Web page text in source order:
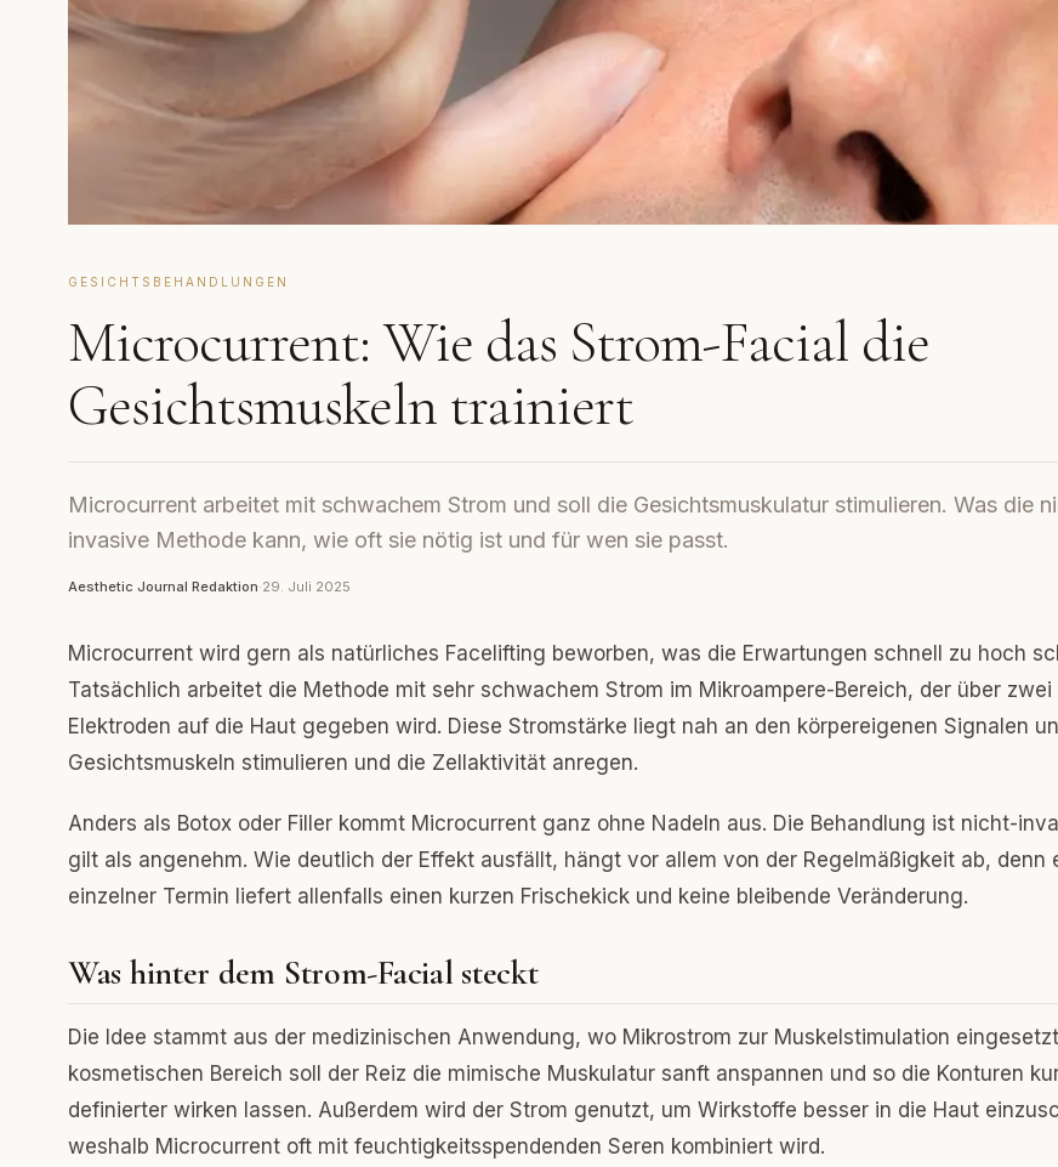
GESICHTSBEHANDLUNGEN
Microcurrent: Wie das Strom-Facial die
Gesichtsmuskeln trainiert
Microcurrent arbeitet mit schwachem Strom und soll die Gesichtsmuskulatur stimulieren. Was die
invasive Methode kann, wie oft sie nötig ist und für wen sie passt.
Aesthetic Journal Redaktion·29. Juli 2025
Microcurrent wird gern als natürliches Facelifting beworben, was die Erwartungen schnell zu hoch
Tatsächlich arbeitet die Methode mit sehr schwachem Strom im Mikroampere-Bereich, der über zwei
Elektroden auf die Haut gegeben wird. Diese Stromstärke liegt nah an den körpereigenen Signalen
Gesichtsmuskeln stimulieren und die Zellaktivität anregen.
Anders als Botox oder Filler kommt Microcurrent ganz ohne Nadeln aus. Die Behandlung ist nicht-
gilt als angenehm. Wie deutlich der Effekt ausfällt, hängt vor allem von der Regelmäßigkeit ab, denn
einzelner Termin liefert allenfalls einen kurzen Frischekick und keine bleibende Veränderung.
Was hinter dem Strom-Facial steckt
Die Idee stammt aus der medizinischen Anwendung, wo Mikrostrom zur Muskelstimulation
kosmetischen Bereich soll der Reiz die mimische Muskulatur sanft anspannen und so die Konturen
definierter wirken lassen. Außerdem wird der Strom genutzt, um Wirkstoffe besser in die Haut
weshalb Microcurrent oft mit feuchtigkeitsspendenden Seren kombiniert wird.